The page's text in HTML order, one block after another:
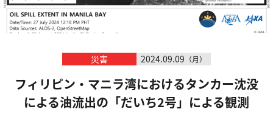
災害 2024.09.09 （月）
フィリピン・マニラ湾におけるタンカー沈没
による油流出の「だいち2号」による観測